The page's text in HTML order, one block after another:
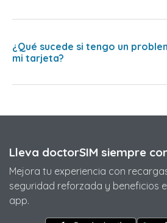
¿Qué sucede si tengo un
mi tarjeta?
Lleva doctorSIM siempre
Mejora tu experiencia con
seguridad reforzada y beneficios
app.